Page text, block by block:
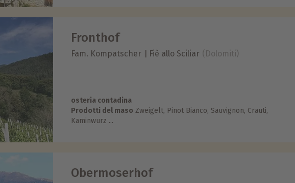
Fronthof
Fam. Kompatscher Fiè allo Sciliar (Dolomiti)
osteria contadina
Prodotti del maso Zweigelt, Pinot Bianco, Sauvignon, Crauti,
Kaminwurz ...
Obermoserhof